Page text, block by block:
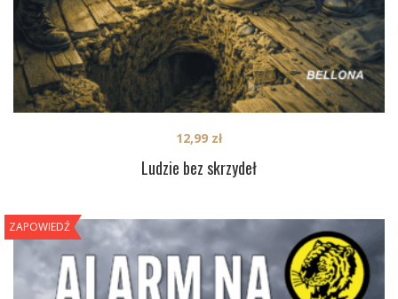
Ludzie bez skrzydeł
12,99 zł
ZAPOWIEDŹ